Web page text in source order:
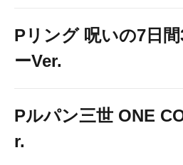
Pリング 呪いの7日
ーVer.
Pルパン三世 ONE
r.